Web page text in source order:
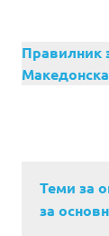
Правилник
Теми за
за